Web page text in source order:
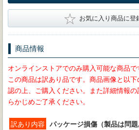
★ お気に入り商品に登
商品情報
オンラインストアでのみ購入可能な商品で
この商品は訳あり品です。商品画像と以
認の上、ご購入ください。また詳細情報
らかじめご了承ください。
訳あり内容 パッケージ損傷（製品は問題